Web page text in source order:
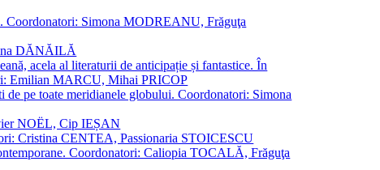
Coordonatori: Simona MODREANU, Frăguţa
DĂNĂILĂ
acela al literaturii de anticipație și fantastice. În
Emilian MARCU, Mihai PRICOP
de pe toate meridianele globului. Coordonatori: Simona
NOËL, Cip IEȘAN
Cristina CENTEA, Passionaria STOICESCU
Coordonatori: Caliopia TOCALĂ, Frăguţa